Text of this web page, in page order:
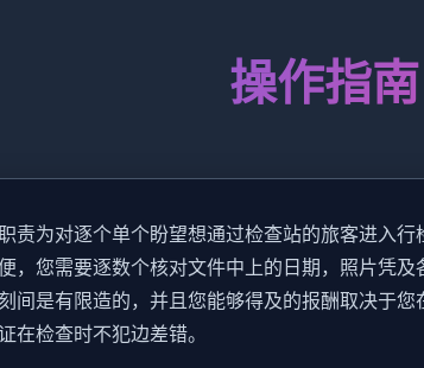
操作指南
责为对逐个单个盼望想通过检查站的旅客进入
，您需要逐数个核对文件中上的日期，照片凭
间是有限造的，并且您能够得及的报酬取决于
在检查时不犯边差错。